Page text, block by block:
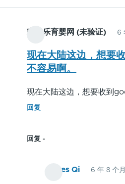
安贝乐育婴网 (未验证) 6
现在大陆这边，想要
不容易啊。
现在大陆这边，想要收到
回复
回复
James Qi 6 年 8 个